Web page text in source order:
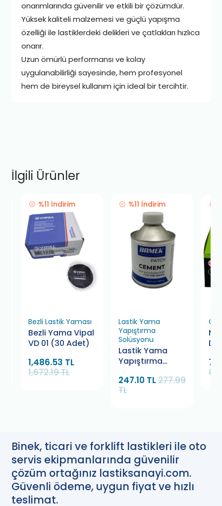
onarımlarında güvenilir ve etkili bir çözümdür.
Yüksek kaliteli malzemesi ve güçlü yapışma
özelliği ile lastiklerdeki delikleri ve çatlakları hızlıca
onarır.
Uzun ömürlü performansı ve kolay
uygulanabilirliği sayesinde, hem profesyonel
hem de bireysel kullanım için ideal bir tercihtir.
İlgili Ürünler
%11 İndirim
Bezli Lastik Yaması
Bezli Yama Vipal
VD 01 (30 Adet)
1,486.53 TL
1,672.19 TL
%11 İndirim
Lastik Yama
Yapıştırma
Solüsyonu
Lastik Yama
Yapıştırma
Bamek 280 gr.
247.10 TL277.99
TL
Binek, ticari ve forklift lastikleri ile oto
servis ekipmanlarında güvenilir
çözüm ortağınız lastiksanayi.com.
Güvenli ödeme, uygun fiyat ve hızlı
teslimat.